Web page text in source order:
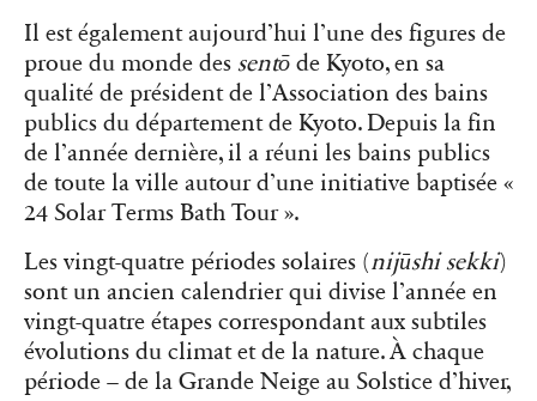
Il est également aujourd’hui l’une des figures de
proue du monde des sentō de Kyoto, en sa
qualité de président de l’Association des bains
publics du département de Kyoto. Depuis la fin
de l’année dernière, il a réuni les bains publics
de toute la ville autour d’une initiative baptisée «
24 Solar Terms Bath Tour ».
Les vingt-quatre périodes solaires (nijūshi sekki)
sont un ancien calendrier qui divise l’année en
vingt-quatre étapes correspondant aux subtiles
évolutions du climat et de la nature. À chaque
période – de la Grande Neige au Solstice d’hiver,